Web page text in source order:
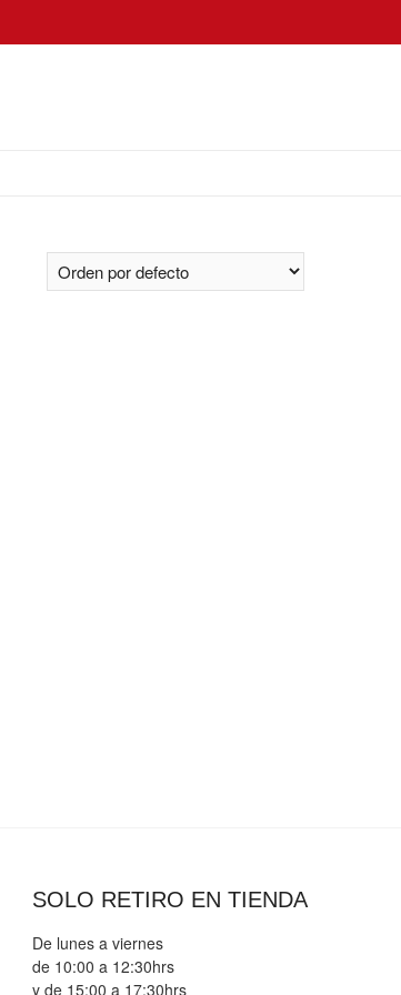
SOLO RETIRO EN TIENDA
De lunes a viernes
de 10:00 a 12:30hrs
y de 15:00 a 17:30hrs